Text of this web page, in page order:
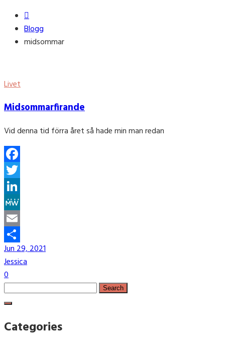
Blogg
midsommar
Livet
Midsommarfirande
Vid denna tid förra året så hade min man redan
Facebook
Twitter
LinkedIn
MeWe
Email
Share
Jun 29, 2021
Jessica
0
Search
for:
Categories